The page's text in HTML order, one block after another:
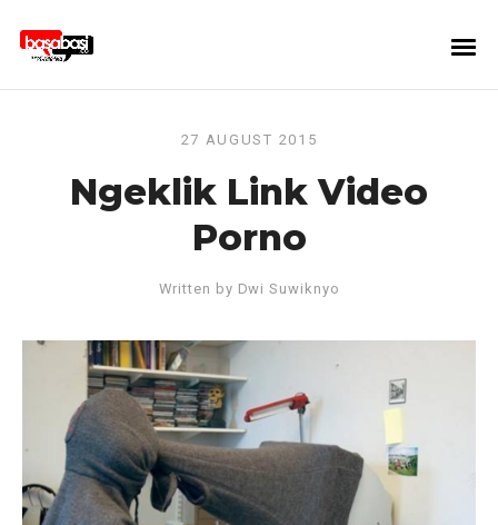
27 AUGUST 2015
Ngeklik Link Video
Porno
Written by Dwi Suwiknyo